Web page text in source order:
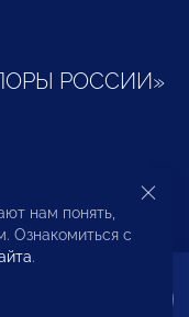
РОССИИ»
и
нам понять,
Ознакомиться с
.